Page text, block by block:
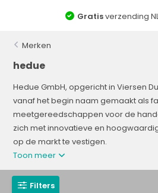
Gratisverzending
Merken
hedue
Hedue GmbH, opgericht in Viersen
vanaf het begin naam gemaakt als
meetgereedschappen voor de
zich met innovatieve en
op de markt te vestigen.
Toon meer
Filters